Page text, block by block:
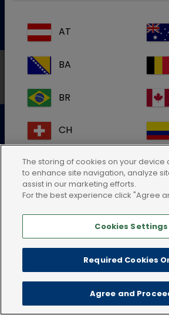
Tel.:+49 7525 / 2050
Cookie-Richtlinie
Impressum
AT
BA
BR
CH
CR
ES
The storing of cookies on your device
to enhance site navigation, analyze
assist in our marketing efforts.
For the best experience click "Agree
Cookies Settings
Required Cookies
Agree and